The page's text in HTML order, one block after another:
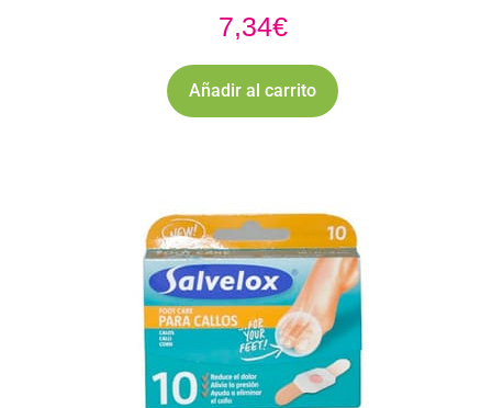
7,34€
Añadir al carrito